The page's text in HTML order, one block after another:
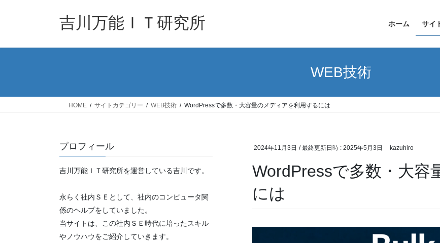
吉川万能ＩＴ研究所 ホーム サイ
WEB技術
HOME サイトカテゴリー WEB技術 WordPressで多数・大容量のメディアを利用するには
2024年11月3日 / 最終更新日時 : 2025年5月3日 kazuhiro
WordPressで多数・大容
には
プロフィール
吉川万能ＩＴ研究所を運営している吉川です。
永らく社内ＳＥとして、社内のコンピュータ関
係のヘルプをしていました。
当サイトは、この社内ＳＥ時代に培ったスキル
やノウハウをご紹介していきます。